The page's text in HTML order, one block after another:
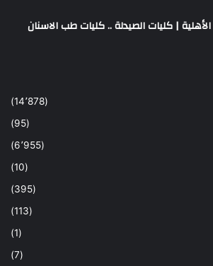
| كليات الصيدلة .. كليات طب الاسنان
(14٬878)
(95)
(6٬955)
(10)
(395)
(113)
(1)
(7)